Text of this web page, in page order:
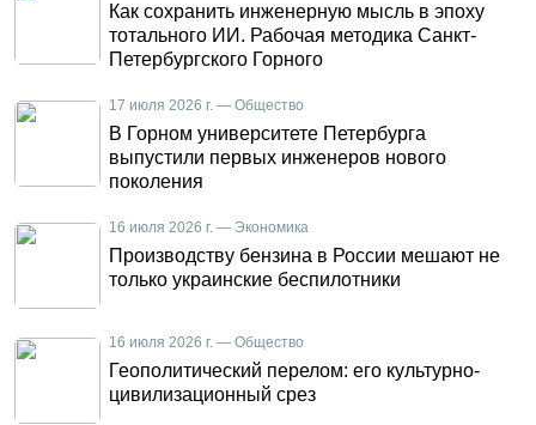
Как сохранить инженерную мысль в эпоху
тотального ИИ. Рабочая методика Санкт-
Петербургского Горного
17 июля 2026 г. — Общество
В Горном университете Петербурга
выпустили первых инженеров нового
поколения
16 июля 2026 г. — Экономика
Производству бензина в России мешают не
только украинские беспилотники
16 июля 2026 г. — Общество
Геополитический перелом: его культурно-
цивилизационный срез